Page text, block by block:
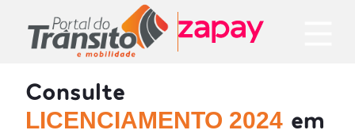
Consulte
LICENCIAMENTO 2024 em